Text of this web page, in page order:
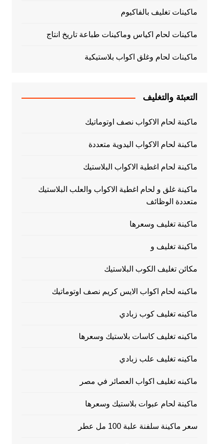
ماكينات تغليف بالفاكيوم
ماكينات لحام اكياس وماكينات طباعة تاريخ انتاج
ماكينات لحام وغلق اكواب بلاستيكية
التعبئة والتغليف
ماكينة لحام الاكواب نصف اوتوماتيك
ماكينة لحام الاكواب اليدوية متعددة
ماكينة لحام اغطية الاكواب البلاستيك
ماكينة غلق و لحام اغطية الاكواب والعلب البلاستيك
متعددة الوظائف
ماكينة تغليف وسعرها
ماكينة تغليف و
مكائن تغليف الكوب البلاستيك
ماكينه لحام اكواب الايس كريم نصف اوتوماتيك
ماكينه تغليف كوب زبادي
ماكينه تغليف كاسات بلاستيك وسعرها
ماكينه تغليف علب زبادي
ماكينه تغليف اكواب العصائر في مصر
ماكينة لحام عبوات بلاستيك وسعرها
سعر ماكينة سلفنة علبة 100 مل عطر